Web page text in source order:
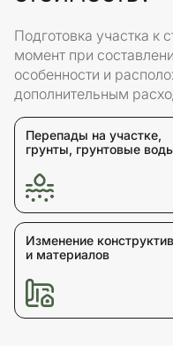
Подготовка участка к
момент при
особенности и
дополнительным
Перепады на участке,
грунты, грунтовые
Изменение
и материалов